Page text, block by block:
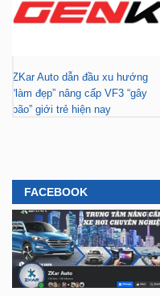
ZKar Auto dẫn đầu xu hướng
“làm đẹp” nâng cấp VF3 “gây
bão” giới trẻ hiện nay
FACEBOOK